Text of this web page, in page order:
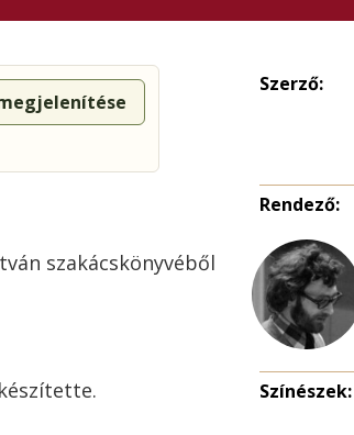
szakácskönyvéből
Szerző:
Rendező:
Színészek: